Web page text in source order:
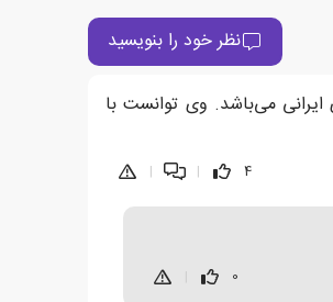
نظر خود را بنویسید
می‌باشد. وی توانست با
4
|
|
0